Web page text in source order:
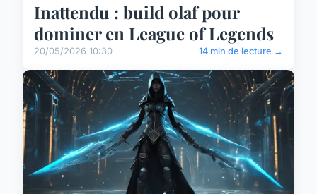
Inattendu : build olaf pour
dominer en League of Legends
20/05/2026 10:30 14 min de lecture →